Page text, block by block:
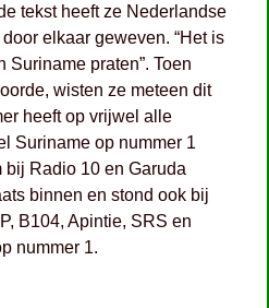
tekst heeft ze Nederlandse
elkaar geweven. “Het is
praten”. Toen
wisten ze meteen dit
heeft op vrijwel alle
Suriname op nummer 1
Radio 10 en Garuda
binnen en stond ook bij
B104, Apintie, SRS en
nummer 1.